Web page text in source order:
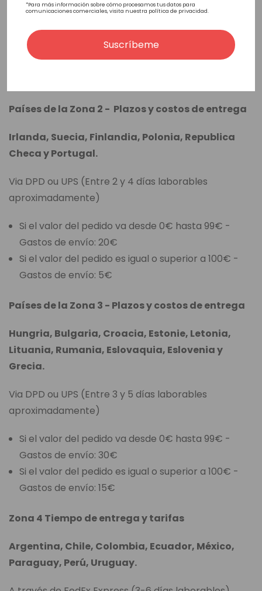
Si el valor del pedido va desde 0€ hasta 99€ -
Gastos de envío: 20€
Si el valor del pedido es igual o superior a 100€ -
Países de la Zona 2 - Plazos y costos de entrega
Irlanda, Suecia, Finlandia, Polonia, Republica
Checa y Portugal.
Via DPD ou UPS (Entre 2 y 4 días laborables
aproximadamente)
Si el valor del pedido va desde 0€ hasta 99€ -
Gastos de envío: 20€
Si el valor del pedido es igual o superior a 100€ -
Gastos de envío: 5€
Países de la Zona 3 - Plazos y costos de entrega
Hungria, Bulgaria, Croacia, Estonie, Letonia,
Lituania, Rumania, Eslovaquia, Eslovenia y
Grecia.
Via DPD ou UPS (Entre 3 y 5 días laborables
aproximadamente)
Si el valor del pedido va desde 0€ hasta 99€ -
Gastos de envío: 30€
Si el valor del pedido es igual o superior a 100€ -
Gastos de envío: 15€
Zona 4 Tiempo de entrega y tarifas
Argentina, Chile, Colombia, Ecuador, México,
Paraguay, Perú, Uruguay.
*Para más información sobre cómo procesamos tus datos para
comunicaciones comerciales, visita nuestra política de privacidad.
Suscríbeme